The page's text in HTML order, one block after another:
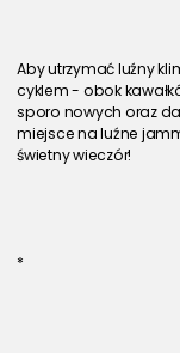
Aby utrzymać luźny
cyklem - obok
sporo nowych oraz
miejsce na luźne
świetny wieczór!
*